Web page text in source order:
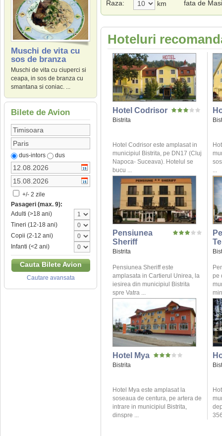
Muschi de vita cu
sos de branza
Muschi de vita cu ciuperci si
ceapa, in sos de branza cu
smantana si coniac. ...
Bilete de Avion
dus-intors dus
+/- 2 zile
Pasageri (max. 9):
Adulti (>18 ani)
Tineri (12-18 ani)
Copii (2-12 ani)
Infanti (<2 ani)
Cauta Bilete Avion
Cautare avansata
Raza: km fata de
Hoteluri
Hotel Codrisor
Bistrita
Hotel Codrisor este amplasat in
municipiul Bistrita, pe DN17 (Cluj
Napoca- Suceava). Hotelul se
bucu ...
...
Pensiunea
Sheriff
Bistrita
Pensiunea Sheriff este
amplasata in Cartierul Unirea, la
iesirea din municipiul Bistrita
spre Vatra ...
pe
Hotel Mya
Bistrita
Hotel Mya este amplasat la
soseaua de centura, pe artera de
intrare in municipiul Bistrita,
dinspre ...